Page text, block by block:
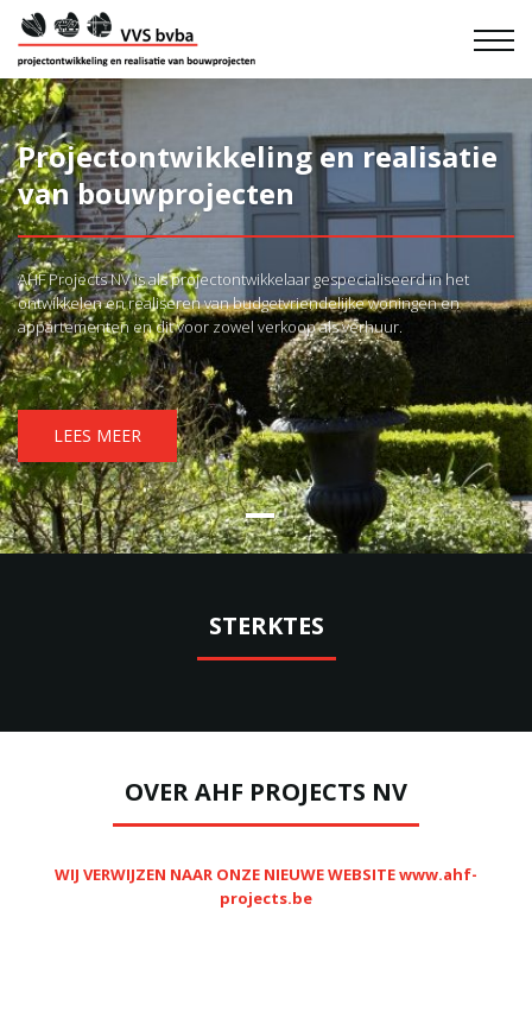
Projectontwikkeling en realisatie
van bouwprojecten
AHF Projects NV is als projectontwikkelaar gespecialiseerd in het
ontwikkelen en realiseren van budgetvriendelijke woningen en
appartementen en dit voor zowel verkoop als verhuur.
LEES MEER
STERKTES
OVER AHF PROJECTS NV
WIJ VERWIJZEN NAAR ONZE NIEUWE WEBSITEwww.ahf-
projects.be